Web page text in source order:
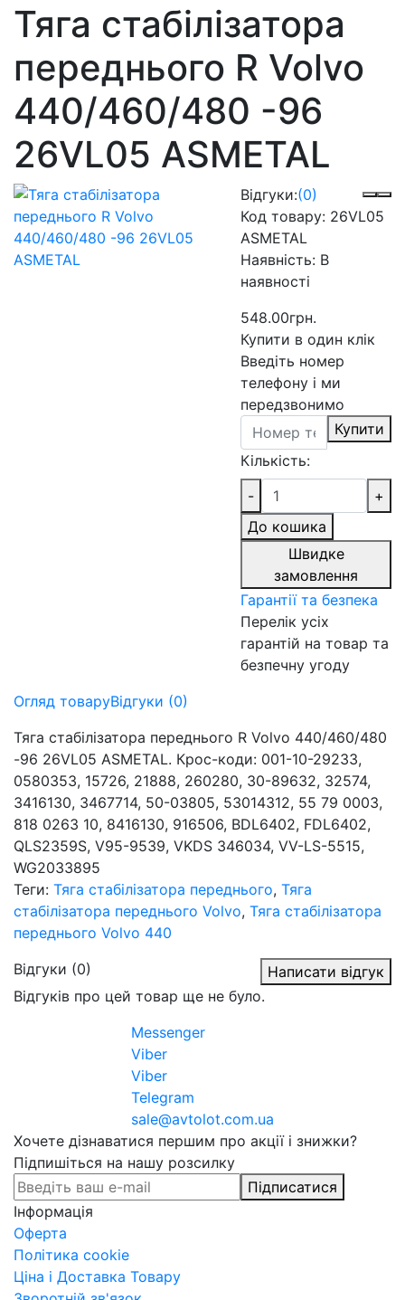
Тяга стабілізатора
переднього R Volvo
440/460/480 -96
26VL05 ASMETAL
Відгуки:(0)
Код товару: 26VL05
ASMETAL
Наявність: В
наявності
548.00грн.
Купити в один клік
Введіть номер
телефону і ми
передзвонимо
Купити
Кількість:
-
+
До кошика
Швидке
замовлення
Гарантії та безпека
Перелік усіх
гарантій на товар та
безпечну угоду
Огляд товаруВідгуки (0)
Тяга стабілізатора переднього R Volvo 440/460/480
-96 26VL05 ASMETAL. Крос-коди: 001-10-29233,
0580353, 15726, 21888, 260280, 30-89632, 32574,
3416130, 3467714, 50-03805, 53014312, 55 79 0003,
818 0263 10, 8416130, 916506, BDL6402, FDL6402,
QLS2359S, V95-9539, VKDS 346034, VV-LS-5515,
WG2033895
Теги: Тяга стабілізатора переднього, Тяга
стабілізатора переднього Volvo, Тяга стабілізатора
переднього Volvo 440
Відгуки (0)
Написати відгук
Відгуків про цей товар ще не було.
Messenger
Viber
Viber
Telegram
sale@avtolot.com.ua
Хочете дізнаватися першим про акції і знижки?
Підпишіться на нашу розсилку
Підписатися
Інформація
Оферта
Політика cookie
Ціна і Доставка Товару